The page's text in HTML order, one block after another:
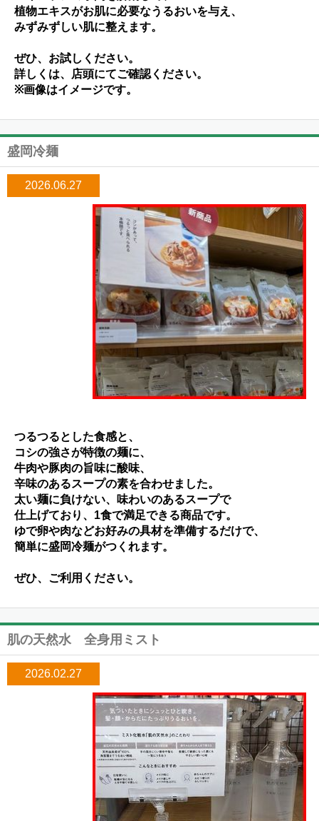
植物エキスがお肌に必要なうるおいを与え、
みずみずしい肌に整えます。
ぜひ、お試しください。
詳しくは、店頭にてご確認ください。
※画像はイメージです。
盛岡冷麺
2026.06.27
つるつるとした食感と、
コシの強さが特徴の麺に、
牛肉や豚肉の旨味に酸味、
辛味のあるスープの素を合わせました。
太い麺に負けない、味わいのあるスープで
仕上げており、1食で満足できる商品です。
ゆで卵や肉などお好みの具材を準備するだけで、
簡単に盛岡冷麺がつくれます。
ぜひ、ご利用ください。
肌の天然水 全身用ミスト
2026.02.27